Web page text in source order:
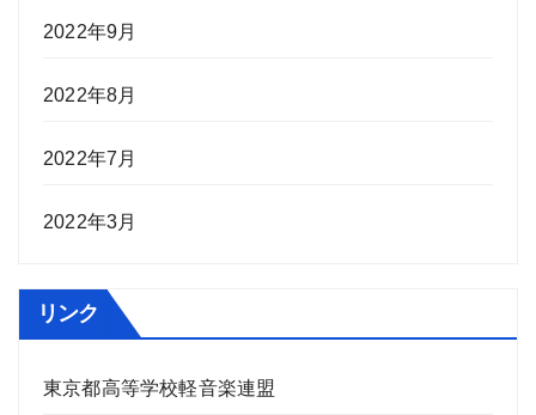
2022年9月
2022年8月
2022年7月
2022年3月
リンク
東京都高等学校軽音楽連盟